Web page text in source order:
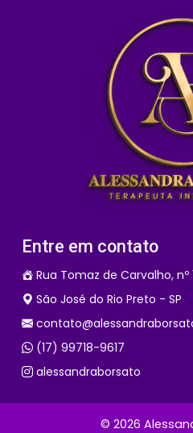
Entre em contato
Rua Tomaz de Carvalho, nº
São José do Rio Preto - SP
(17) 99718-9617
alessandraborsato
© 2026